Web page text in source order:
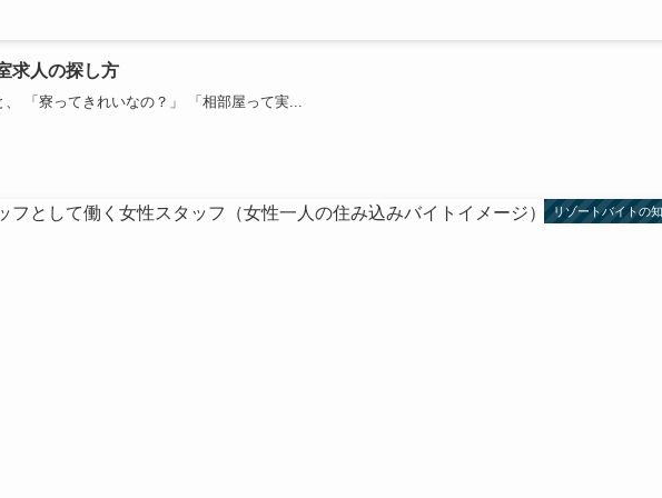
求人の探し方
「寮ってきれいなの？」 「相部屋って実...
リゾートバイトの